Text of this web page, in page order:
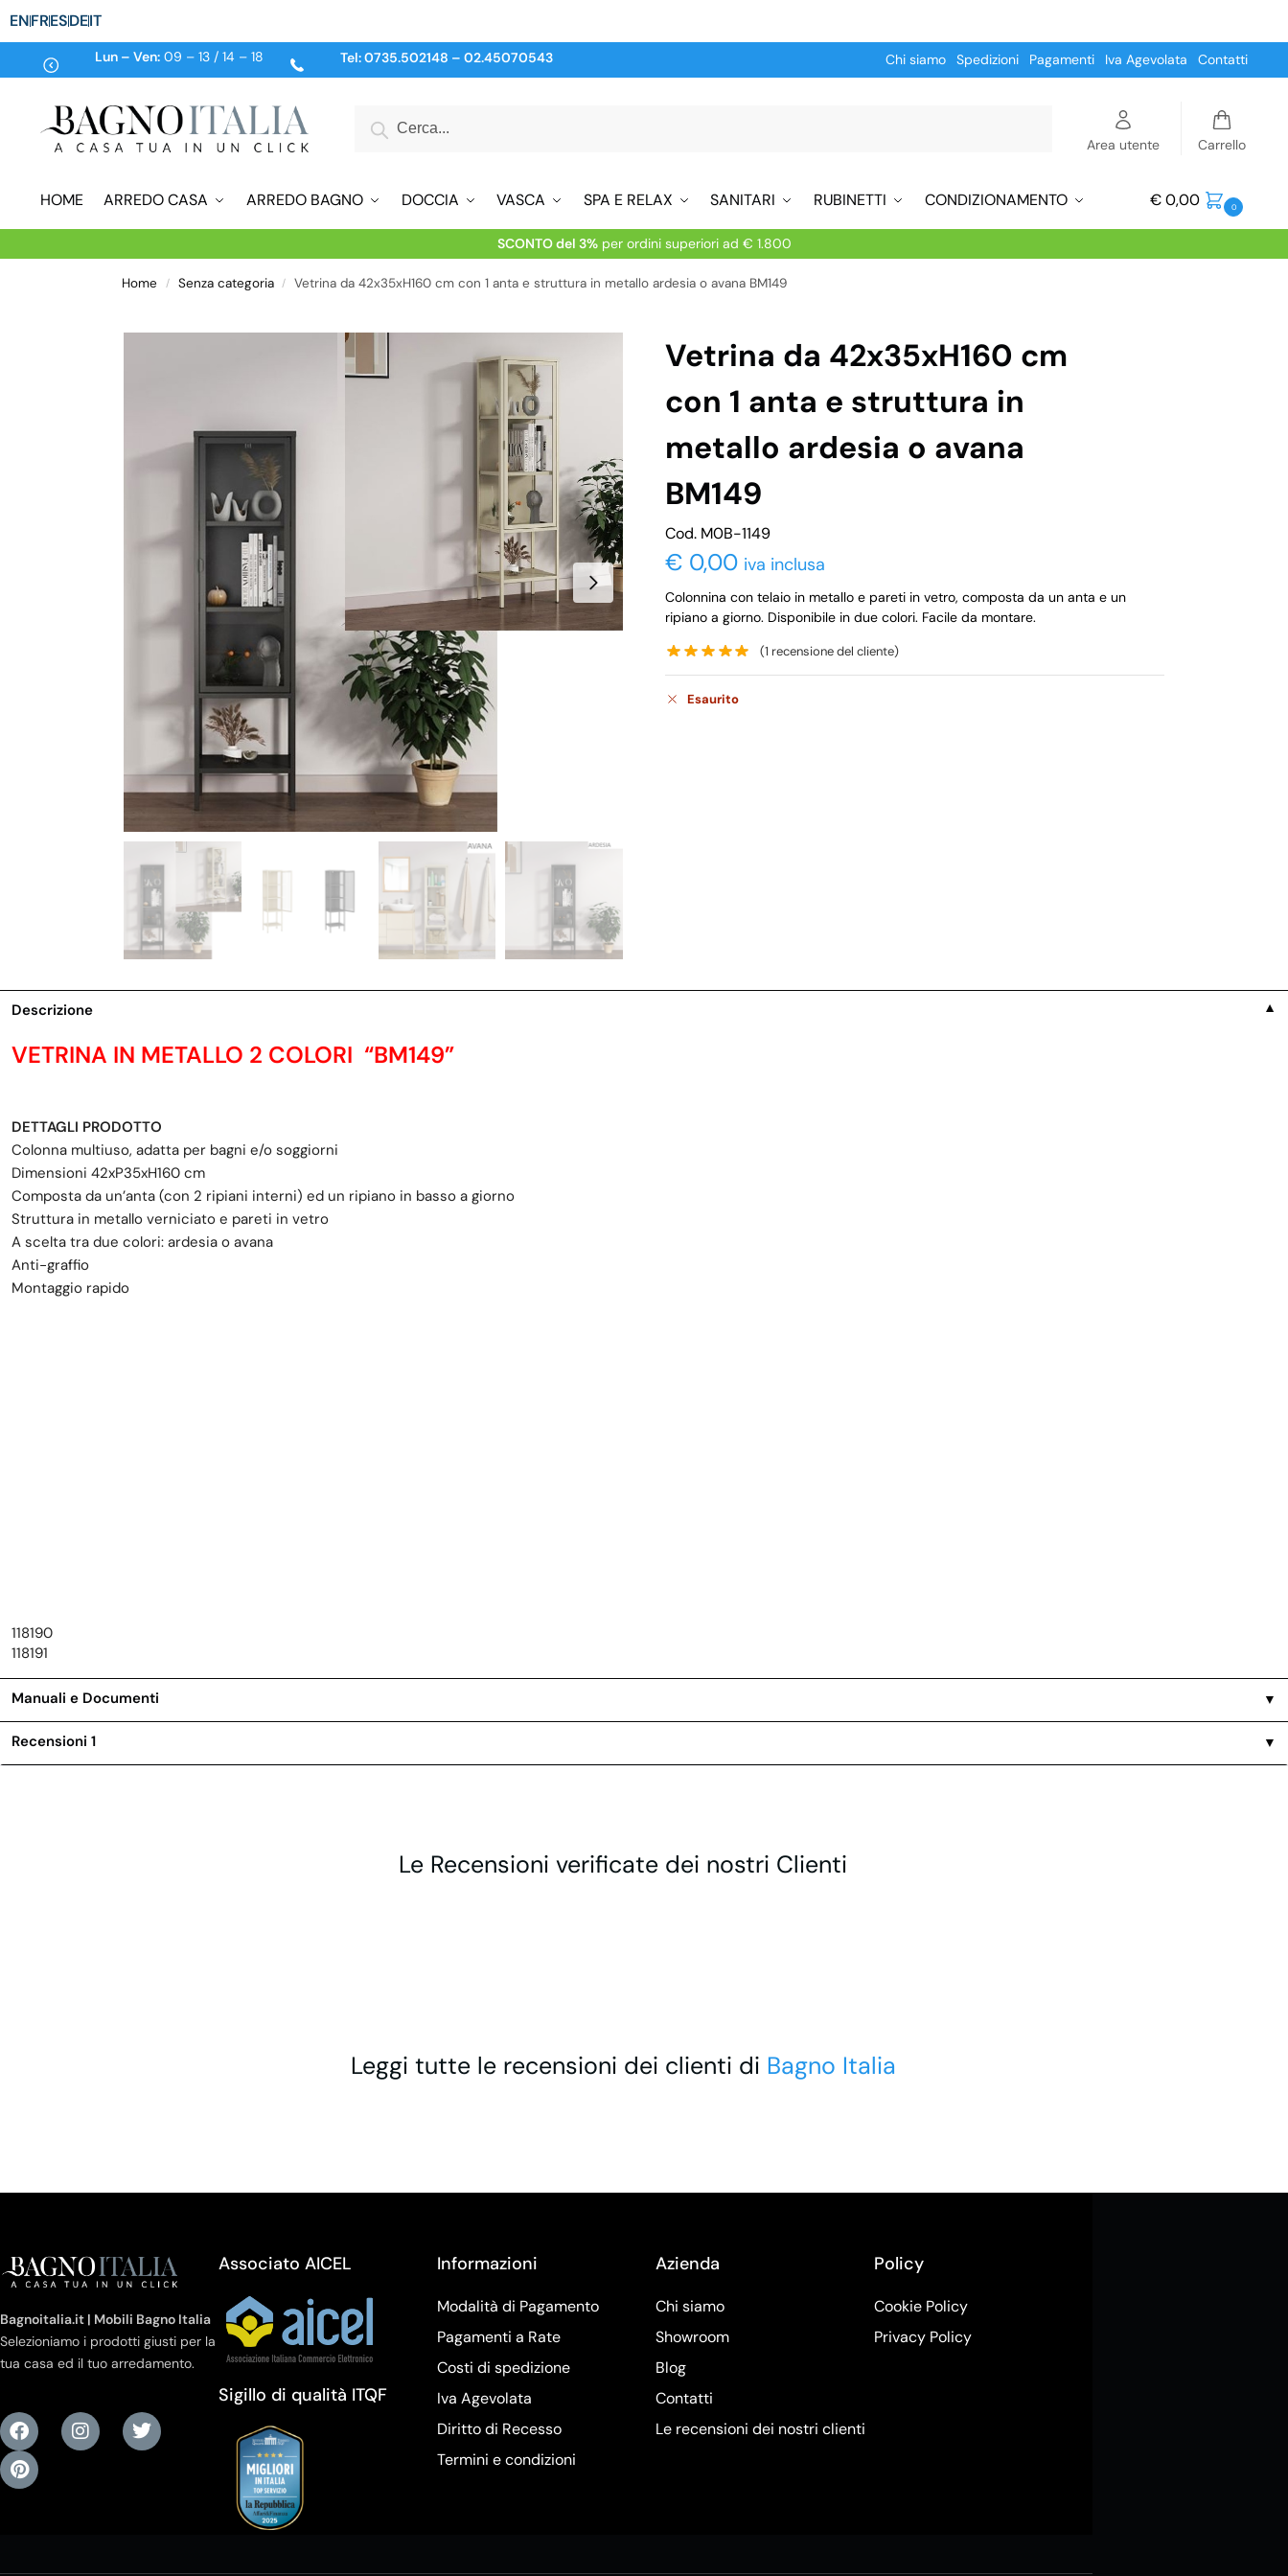
ENFRESDEIT
Lun – Ven:09 – 13 / 14 – 18 Tel:0735.502148 – 02.45070543 Chi siamo Spedizioni Pagamenti Iva Agevolata Contatti
Area utente Carrello
HOME ARREDO CASA ARREDO BAGNO DOCCIA VASCA SPA E RELAX SANITARI RUBINETTI CONDIZIONAMENTO €0,00 0
SCONTO del 3%per ordini superiori ad € 1.800
Home / Senza categoria / Vetrina da 42x35xH160 cm con 1 anta e struttura in metallo ardesia o avana BM149
Vetrina da 42x35xH160 cm
con 1 anta e struttura in
metallo ardesia o avana
BM149
Cod. M0B-1149
€ 0,00 iva inclusa
Colonnina con telaio in metallo e pareti in vetro, composta da un anta e un
ripiano a giorno. Disponibile in due colori. Facile da montare.
(1 recensione del cliente)
Esaurito
Descrizione ▼
VETRINA IN METALLO 2 COLORI “BM149”
DETTAGLI PRODOTTO
Colonna multiuso, adatta per bagni e/o soggiorni
Dimensioni 42xP35xH160 cm
Composta da un’anta (con 2 ripiani interni) ed un ripiano in basso a giorno
Struttura in metallo verniciato e pareti in vetro
A scelta tra due colori: ardesia o avana
Anti-graffio
Montaggio rapido
118190
118191
Manuali e Documenti ▼
Recensioni 1 ▼
Le Recensioni verificate dei nostri Clienti
Leggi tutte le recensioni dei clienti di Bagno Italia
Bagnoitalia.it | Mobili Bagno Italia
Selezioniamo i prodotti giusti per la
tua casa ed il tuo arredamento.
Associato AICEL
Sigillo di qualità ITQF
Informazioni
Modalità di Pagamento
Pagamenti a Rate
Costi di spedizione
Iva Agevolata
Diritto di Recesso
Termini e condizioni
Azienda
Chi siamo
Showroom
Blog
Contatti
Le recensioni dei nostri clienti
Policy
Cookie Policy
Privacy Policy